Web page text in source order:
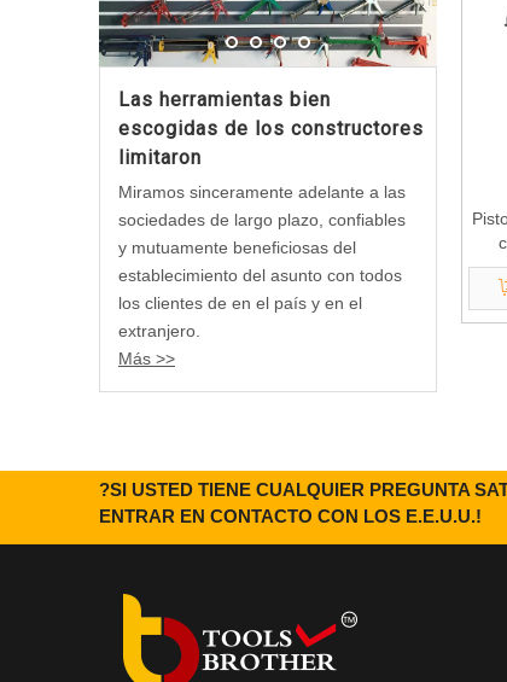
Las herramientas bien
escogidas de los constructores
limitaron
Miramos sinceramente adelante a las
sociedades de largo plazo, confiables
y mutuamente beneficiosas del
establecimiento del asunto con todos
los clientes de en el país y en el
extranjero.
Más >>
?SI USTED TIENE CUALQUIER PREGUNTA
ENTRAR EN CONTACTO CON LOS E.E.U.U.!